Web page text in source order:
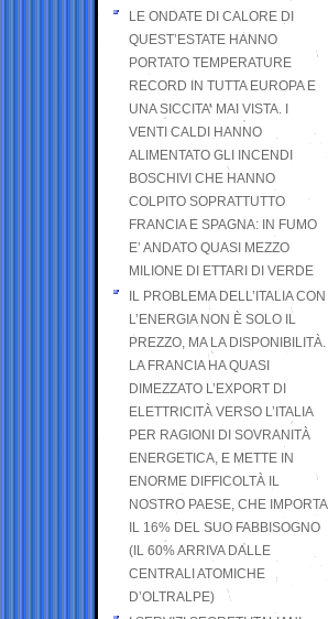
LE ONDATE DI CALORE DI
QUEST’ESTATE HANNO
PORTATO TEMPERATURE
RECORD IN TUTTA EUROPA E
UNA SICCITA’ MAI VISTA. I
VENTI CALDI HANNO
ALIMENTATO GLI INCENDI
BOSCHIVI CHE HANNO
COLPITO SOPRATTUTTO
FRANCIA E SPAGNA: IN FUMO
E’ ANDATO QUASI MEZZO
MILIONE DI ETTARI DI VERDE
IL PROBLEMA DELL’ITALIA CON
L’ENERGIA NON È SOLO IL
PREZZO, MA LA DISPONIBILITÀ.
LA FRANCIA HA QUASI
DIMEZZATO L’EXPORT DI
ELETTRICITÀ VERSO L’ITALIA
PER RAGIONI DI SOVRANITÀ
ENERGETICA, E METTE IN
ENORME DIFFICOLTÀ IL
NOSTRO PAESE, CHE IMPORTA
IL 16% DEL SUO FABBISOGNO
(IL 60% ARRIVA DALLE
CENTRALI ATOMICHE
D’OLTRALPE)